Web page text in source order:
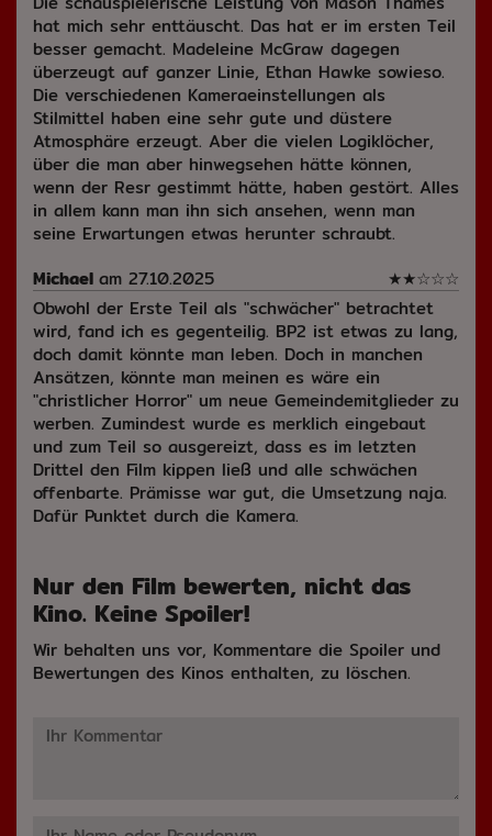
hat mich sehr enttäuscht. Das hat er im ersten Teil
besser gemacht. Madeleine McGraw dagegen
überzeugt auf ganzer Linie, Ethan Hawke sowieso.
Die verschiedenen Kameraeinstellungen als
Stilmittel haben eine sehr gute und düstere
Atmosphäre erzeugt. Aber die vielen Logiklöcher,
über die man aber hinwegsehen hätte können,
wenn der Resr gestimmt hätte, haben gestört. Alles
in allem kann man ihn sich ansehen, wenn man
seine Erwartungen etwas herunter schraubt.
Michael am 27.10.2025 ★★☆☆☆
Obwohl der Erste Teil als "schwächer" betrachtet
wird, fand ich es gegenteilig. BP2 ist etwas zu lang,
doch damit könnte man leben. Doch in manchen
Ansätzen, könnte man meinen es wäre ein
"christlicher Horror" um neue Gemeindemitglieder zu
werben. Zumindest wurde es merklich eingebaut
und zum Teil so ausgereizt, dass es im letzten
Drittel den Film kippen ließ und alle schwächen
offenbarte. Prämisse war gut, die Umsetzung naja.
Dafür Punktet durch die Kamera.
Nur den Film bewerten, nicht das
Kino. Keine Spoiler!
Wir behalten uns vor, Kommentare die Spoiler und
Bewertungen des Kinos enthalten, zu löschen.